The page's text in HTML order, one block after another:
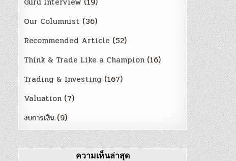
Our Columnist (36)
Recommended Article (52)
Think & Trade Like a Champion (16)
Trading & Investing (167)
Valuation (7)
งบการเงิน (9)
ความเห็นล่าสุด